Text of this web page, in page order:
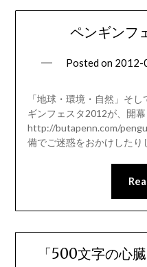
ペンギンフ
Posted on 2012-
「地球・環境・自然」そ
ギンフェスタ2012が、開幕
http://butapenn.com/
備でご迷惑をおかけした
「500文字の心